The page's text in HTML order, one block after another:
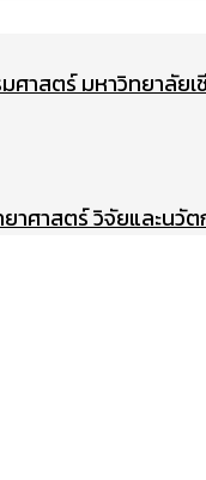
ศาสตร์ มหาวิทยาลัยเ
าศาสตร์ วิจัยและนวั